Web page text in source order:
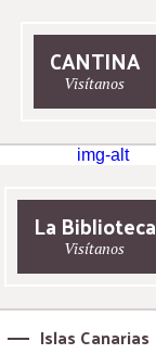
CANTINA
Visítanos
La Biblioteca
Visítanos
Islas Canarias